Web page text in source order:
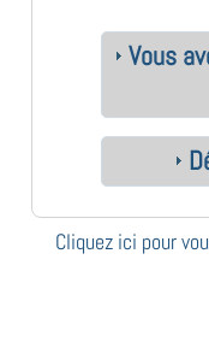
Vous
Cliquez ici pour